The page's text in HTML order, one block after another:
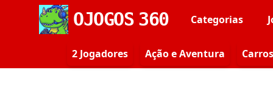
OJOGOS 360 Categorias
2 Jogadores Ação e Aventura Carros